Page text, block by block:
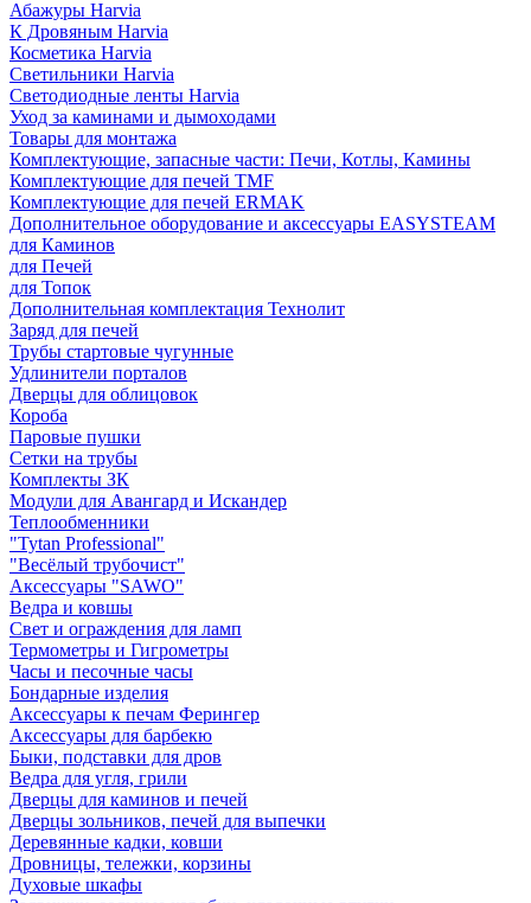
Абажуры Harvia
К Дровяным Harvia
Косметика Harvia
Светильники Harvia
Светодиодные ленты Harvia
Уход за каминами и дымоходами
Товары для монтажа
Комплектующие, запасные части: Печи, Котлы, Камины
Комплектующие для печей TMF
Комплектующие для печей ERMAK
Дополнительное оборудование и аксессуары EASYSTEAM
для Каминов
для Печей
для Топок
Дополнительная комплектация Технолит
Заряд для печей
Трубы стартовые чугунные
Удлинители порталов
Дверцы для облицовок
Короба
Паровые пушки
Сетки на трубы
Комплекты ЗК
Модули для Авангард и Искандер
Теплообменники
"Tytan Professional"
"Весёлый трубочист"
Аксессуары "SAWO"
Ведра и ковшы
Свет и ограждения для ламп
Термометры и Гигрометры
Часы и песочные часы
Бондарные изделия
Аксессуары к печам Ферингер
Аксессуары для барбекю
Быки, подставки для дров
Ведра для угля, грили
Дверцы для каминов и печей
Дверцы зольников, печей для выпечки
Деревянные кадки, ковши
Дровницы, тележки, корзины
Духовые шкафы